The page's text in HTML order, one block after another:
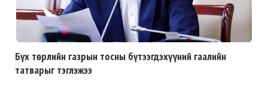
Бүх төрлийн газрын тосны бүтээгдэхүүний гаалийн
татварыг тэглэжээ